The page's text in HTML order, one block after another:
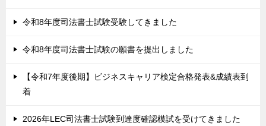
令和8年度司法書士試験受験してきました
令和8年度司法書士試験の願書を提出しました
【令和7年度後期】ビジネスキャリア検定合格発表&成績表到
着
2026年LEC司法書士試験到達度確認模試を受けてきました